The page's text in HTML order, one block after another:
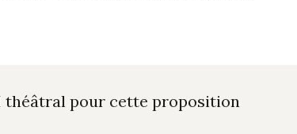
théâtral pour cette proposition